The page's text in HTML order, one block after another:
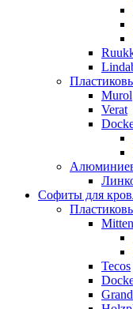
Murol
Verat
Софиты для
Mitten
Tecos